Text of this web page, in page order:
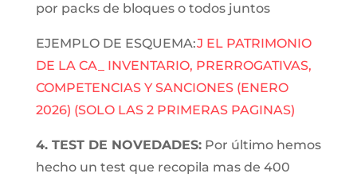
por packs de bloques o todos juntos
EJEMPLO DE ESQUEMA:J EL PATRIMONIO
DE LA CA_ INVENTARIO, PRERROGATIVAS,
COMPETENCIAS Y SANCIONES (ENERO
2026) (SOLO LAS 2 PRIMERAS PAGINAS)
4. TEST DE NOVEDADES:Por último hemos
hecho un test que recopila mas de 400